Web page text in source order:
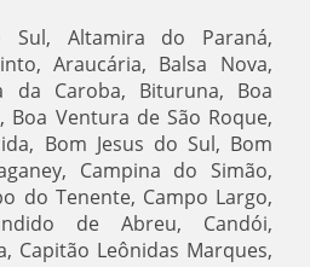
Sul, Altamira do Paraná,
Araucária, Balsa Nova,
da Caroba, Bituruna, Boa
Boa Ventura de São Roque,
Bom Jesus do Sul, Bom
Campina do Simão,
do Tenente, Campo Largo,
de Abreu, Candói,
Capitão Leônidas Marques,